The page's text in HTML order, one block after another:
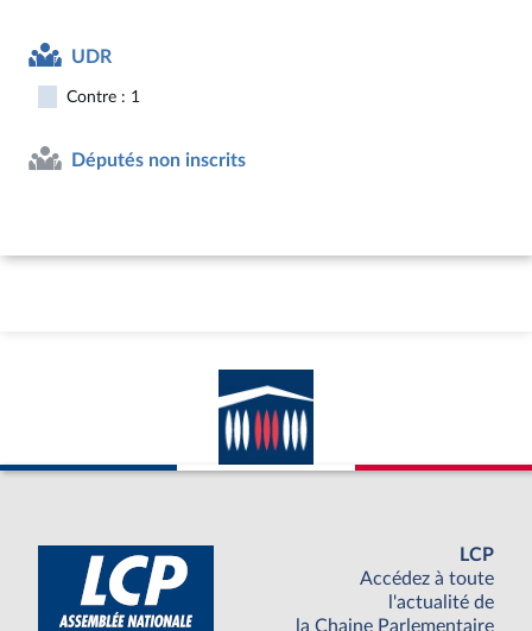
UDR
Contre : 1
Députés non inscrits
LCP
Accédez à toute
l'actualité de
la Chaine Parlementaire